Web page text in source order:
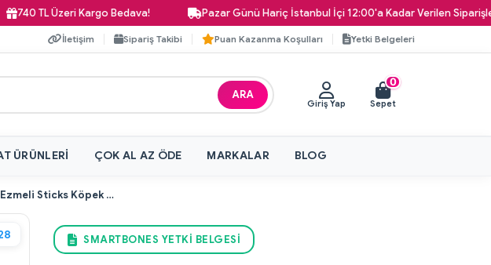
TL Üzeri Kargo Bedava! Pazar Günü Hariç İstanbul İçi 12:00'a Kadar Verilen Siparişler Aynı
İletişim Sipariş Takibi Puan Kazanma Koşulları Yetki Belgeleri
ARA
Giriş Yap
0
Sepet
ÜRÜNLERI ÇOK AL AZ ÖDE MARKALAR BLOG
Smart Bones Fıstık Ezmeli Sticks Köpek Ödülü 5'li
SMARTBONES YETKI BELGESI